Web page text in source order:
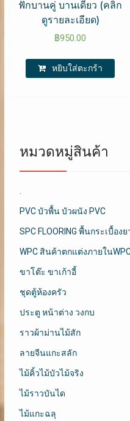
ฟักบานคู่ บานเดี่ยว (คลิก
ดูรายละเอียด)
฿950.00
หยิบใส่ตะกร้า
หมวดหมู่สินค้า
PVC บัวพื้น บัวผนัง PVC
SPC FLOORING พื้นกระเบื้อง
WPC สินค้าตกแต่งภายใน
ขาโต๊ะ ขาเก้าอี้
ชุดตู้ห้องครัว
ประตู หน้าต่าง วงกบ
ราวผ้าม่านไม้สัก
ลายจีนแกะสลัก
ไม้คิ้วไม้บัวไม้จริง
ไม้ราวบันได
ไม้แกะฉลุ